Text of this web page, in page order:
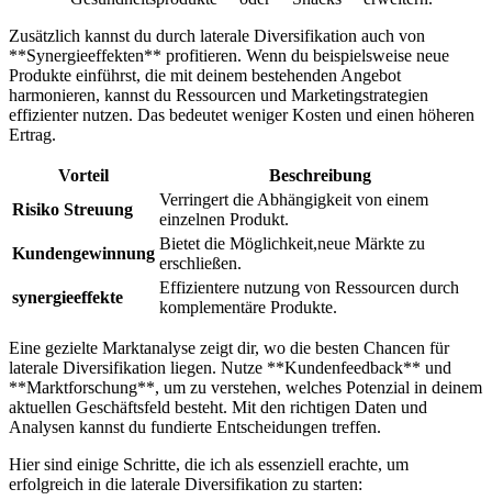
Zusätzlich kannst du⁢ durch laterale ⁤Diversifikation auch von ​
**Synergieeffekten** ‌profitieren. Wenn du⁣ beispielsweise neue
Produkte einführst,⁤ die mit ⁢deinem bestehenden Angebot​
harmonieren, kannst du Ressourcen und Marketingstrategien
effizienter nutzen. Das bedeutet weniger Kosten ​und einen höheren
Ertrag.
Vorteil
Beschreibung
Risiko ⁣Streuung
Verringert die Abhängigkeit von⁤ einem
einzelnen Produkt.
Kundengewinnung
Bietet die Möglichkeit,neue Märkte zu​
erschließen.
synergieeffekte
Effizientere ‌nutzung von‌ Ressourcen durch⁣
komplementäre Produkte.
Eine ⁢gezielte Marktanalyse zeigt ​dir, wo die besten Chancen für‍
laterale ​Diversifikation⁤ liegen. Nutze **Kundenfeedback**‌ und
**Marktforschung**, um zu verstehen,⁣ welches ⁢Potenzial in‌ deinem
aktuellen Geschäftsfeld besteht. Mit den richtigen Daten‌ und⁤
Analysen kannst‍ du fundierte⁤ Entscheidungen treffen.
Hier sind einige⁢ Schritte, die⁣ ich als essenziell‍ erachte,​ um
erfolgreich in die‍ laterale Diversifikation zu ​starten: